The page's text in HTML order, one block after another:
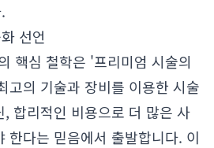
선언
핵심 철학은 '프리미엄 시술의
고의 기술과 장비를 이용한 시술
합리적인 비용으로 더 많은 사
한다는 믿음에서 출발합니다. 이